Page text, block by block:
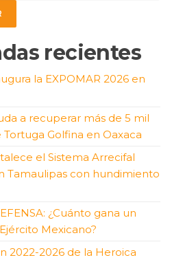
recientes
la EXPOMAR 2026 en
a recuperar más de 5 mil
Tortuga Golfina en Oaxaca
el Sistema Arrecifal
Tamaulipas con hundimiento
¿Cuánto gana un
Mexicano?
2022-2026 de la Heroica